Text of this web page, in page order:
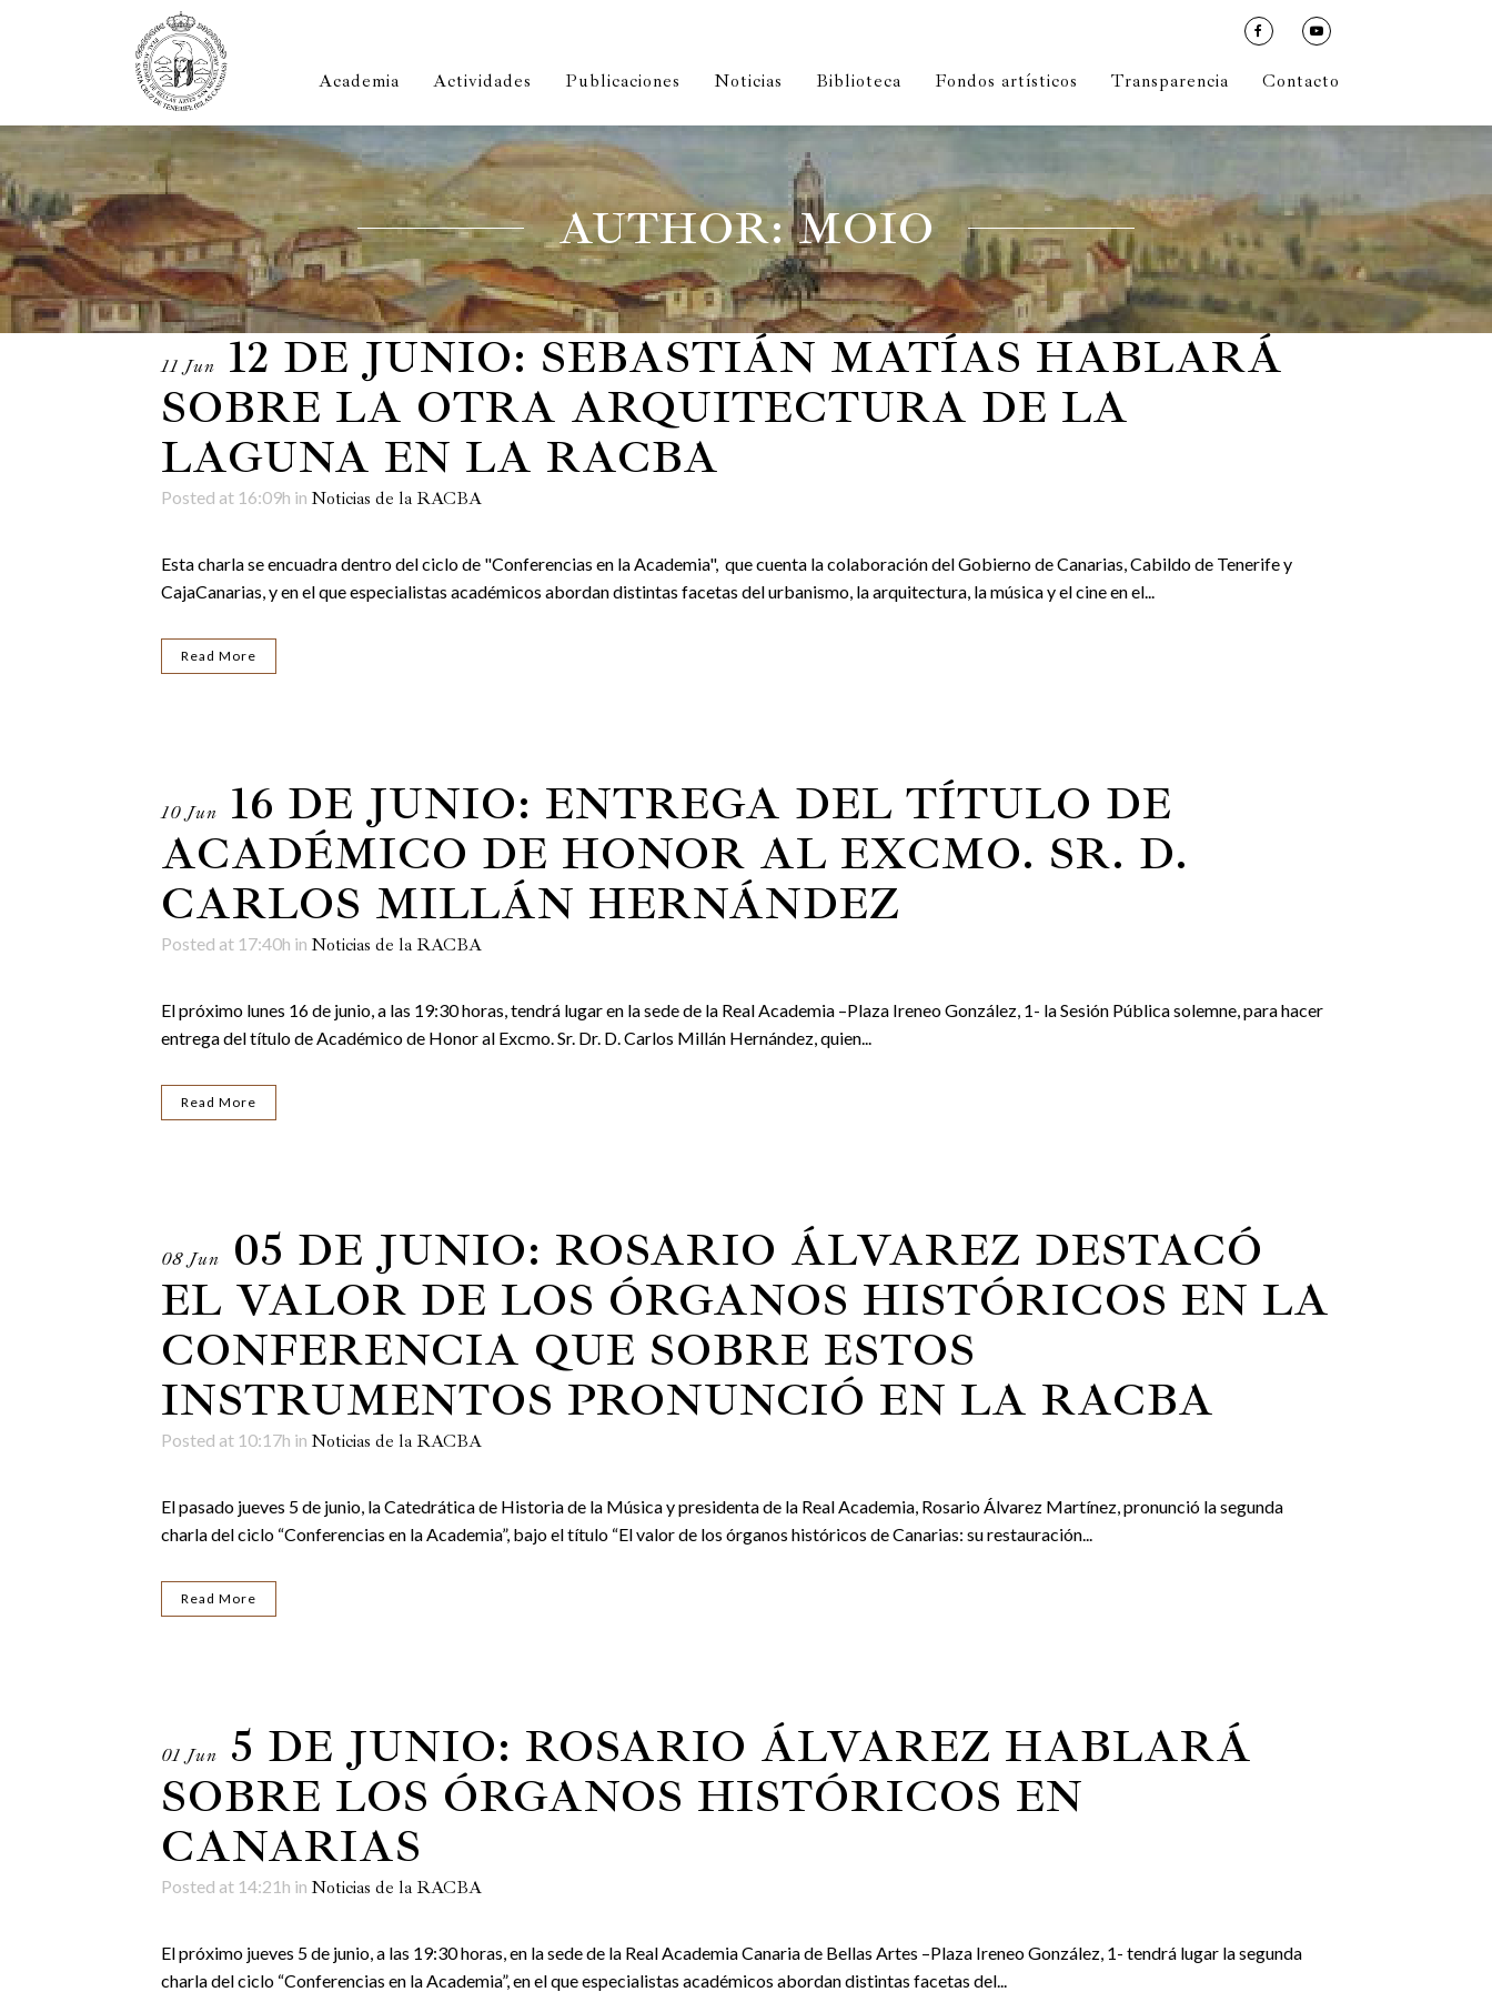
Academia Actividades Publicaciones Noticias Biblioteca Fondos artísticos Transparencia Contacto
AUTHOR: MOIO
11 Jun
12 DE JUNIO: SEBASTIÁN MATÍAS HABLARÁ
SOBRE LA OTRA ARQUITECTURA DE LA
LAGUNA EN LA RACBA
Posted at 16:09h in Noticias de la RACBA
Esta charla se encuadra dentro del ciclo de "Conferencias en la Academia", que cuenta la colaboración del Gobierno de Canarias, Cabildo de Tenerife y
CajaCanarias, y en el que especialistas académicos abordan distintas facetas del urbanismo, la arquitectura, la música y el cine en el...
Read More
10 Jun
16 DE JUNIO: ENTREGA DEL TÍTULO DE
ACADÉMICO DE HONOR AL EXCMO. SR. D.
CARLOS MILLÁN HERNÁNDEZ
Posted at 17:40h in Noticias de la RACBA
El próximo lunes 16 de junio, a las 19:30 horas, tendrá lugar en la sede de la Real Academia –Plaza Ireneo González, 1- la Sesión Pública solemne, para hacer
entrega del título de Académico de Honor al Excmo. Sr. Dr. D. Carlos Millán Hernández, quien...
Read More
08 Jun
05 DE JUNIO: ROSARIO ÁLVAREZ DESTACÓ
EL VALOR DE LOS ÓRGANOS HISTÓRICOS EN LA
CONFERENCIA QUE SOBRE ESTOS
INSTRUMENTOS PRONUNCIÓ EN LA RACBA
Posted at 10:17h in Noticias de la RACBA
El pasado jueves 5 de junio, la Catedrática de Historia de la Música y presidenta de la Real Academia, Rosario Álvarez Martínez, pronunció la segunda
charla del ciclo “Conferencias en la Academia”, bajo el título “El valor de los órganos históricos de Canarias: su restauración...
Read More
01 Jun
5 DE JUNIO: ROSARIO ÁLVAREZ HABLARÁ
SOBRE LOS ÓRGANOS HISTÓRICOS EN
CANARIAS
Posted at 14:21h in Noticias de la RACBA
El próximo jueves 5 de junio, a las 19:30 horas, en la sede de la Real Academia Canaria de Bellas Artes –Plaza Ireneo González, 1- tendrá lugar la segunda
charla del ciclo “Conferencias en la Academia”, en el que especialistas académicos abordan distintas facetas del...